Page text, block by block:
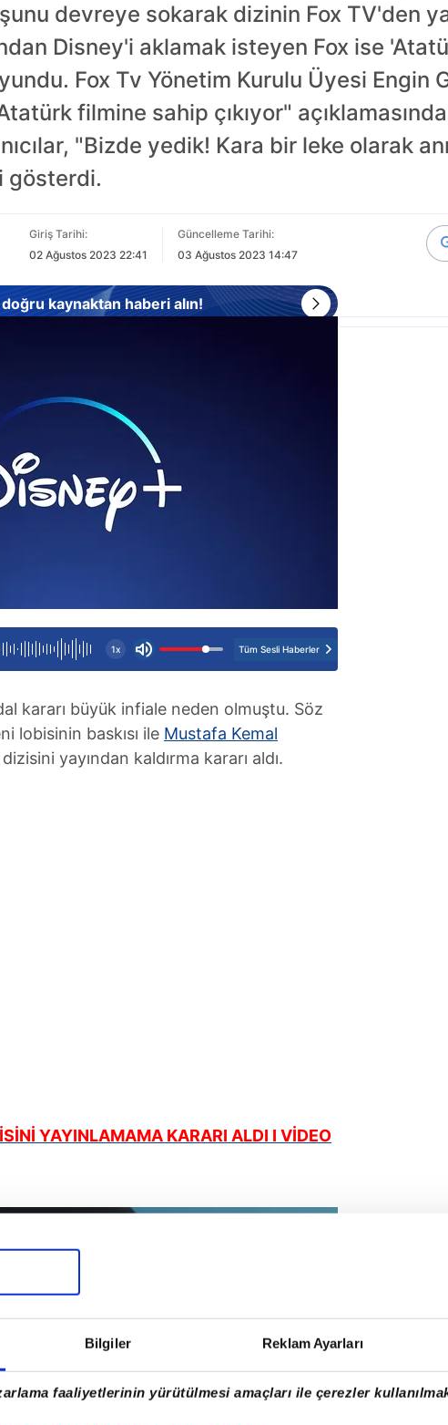
Bilgiler Reklam Ayarları
faaliyetlerinin yürütülmesi amaçları ile çerezler
devreye sokarak dizinin Fox TV'den
Disney'i aklamak isteyen Fox ise
Fox Tv Yönetim Kurulu Üyesi Engin
filmine sahip çıkıyor"
"Bizde yedik! Kara bir leke olarak
gösterdi.
Giriş Tarihi:
02 Ağustos 2023 22:41
Güncelleme Tarihi:
03 Ağustos 2023 14:47
kaynaktan haberi alın!
1x Tüm Sesli Haberler
kararı büyük infiale neden olmuştu. Söz
lobisinin baskısı ile Mustafa Kemal
yayından kaldırma kararı aldı.
YAYINLAMAMA KARARI ALDI I VİDEO